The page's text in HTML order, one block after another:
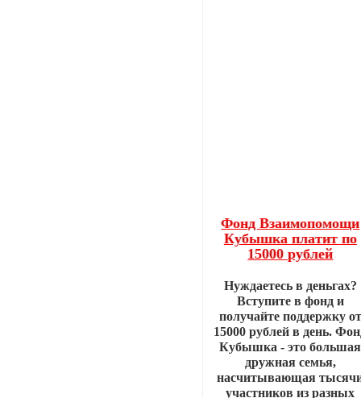
Фонд Взаимопомощи
Кубышка платит по
15000 рублей
Нуждаетесь в деньгах?
Вступите в фонд и
получайте поддержку от
15000 рублей в день.
Кубышка - это большая
дружная семья,
насчитывающая
участников из разных